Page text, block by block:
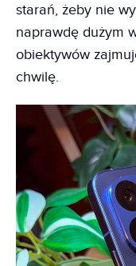
starań, żeby nie
naprawdę dużym
obiektywów
chwilę.